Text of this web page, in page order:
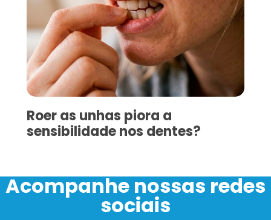
Roer as unhas piora a
sensibilidade nos dentes?
Acompanhe nossas redes
sociais